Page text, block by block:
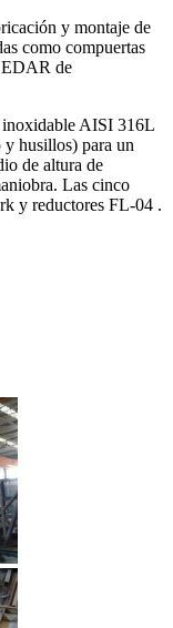
y montaje de
como compuertas
EDAR de
inoxidable AISI 316L
y husillos) para un
de altura de
Las cinco
y reductores FL-04 .